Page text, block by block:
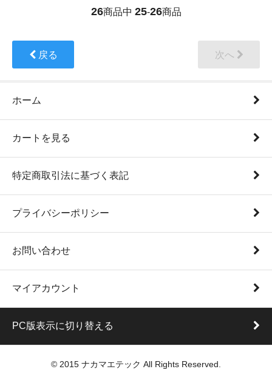
26商品中 25-26商品
戻る 次へ
ホーム
カートを見る
特定商取引法に基づく表記
プライバシーポリシー
お問い合わせ
マイアカウント
PC版表示に切り替える
© 2015 ナカマエテック All Rights Reserved.